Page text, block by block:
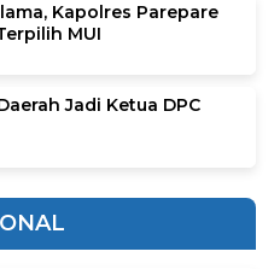
Kapolres Parepare
MUI
Jadi Ketua DPC